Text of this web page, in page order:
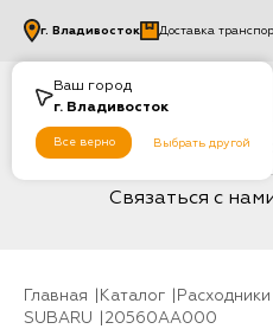
Ваш город
г. Владивосток
Все верно Выбрать другой
г. Владивосток Доставка
Связаться с
Главная Каталог
SUBARU
20560AA000